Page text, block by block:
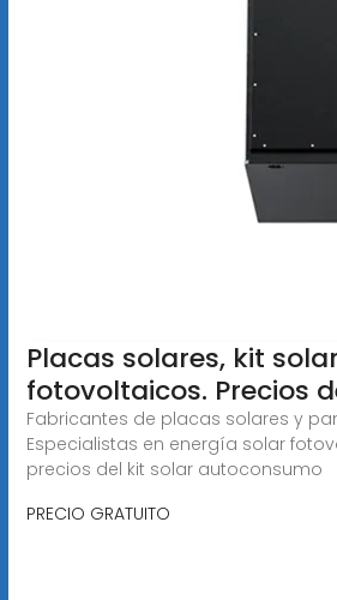
Placas solares, kit
fotovoltaicos. Precios
Fabricantes de placas solares y
Especialistas en energía solar
precios del kit solar autoconsumo
PRECIO GRATUITO